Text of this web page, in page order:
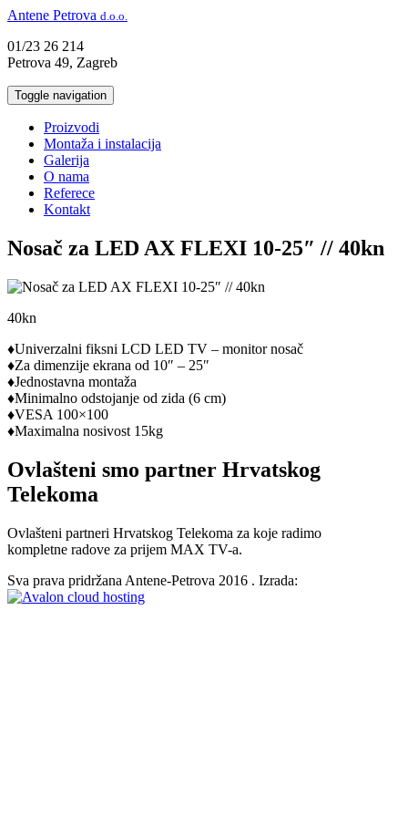
Antene Petrova d.o.o.
01/23 26 214
Petrova 49, Zagreb
Toggle navigation
Proizvodi
Montaža i instalacija
Galerija
O nama
Referece
Kontakt
Nosač za LED AX FLEXI 10-25″ // 40kn
40kn
♦Univerzalni fiksni LCD LED TV – monitor nosač
♦Za dimenzije ekrana od 10″ – 25″
♦Jednostavna montaža
♦Minimalno odstojanje od zida (6 cm)
♦VESA 100×100
♦Maximalna nosivost 15kg
Ovlašteni smo partner Hrvatskog
Telekoma
Ovlašteni partneri Hrvatskog Telekoma za koje radimo
kompletne radove za prijem MAX TV-a.
Sva prava pridržana Antene-Petrova 2016 . Izrada: